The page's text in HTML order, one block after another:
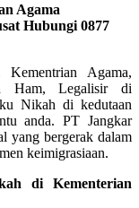
Agama
Hubungi 0877
Agama,
Ham, Legalisir di
Nikah di kedutaan
anda. PT Jangkar
yang bergerak dalam
keimigrasiaan.
di Kementerian